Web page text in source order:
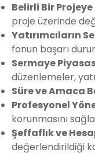
Belirli Bir
proje üzerinde
Yatırımcıların
fonun başarı
Sermaye
düzenlemeler,
Süre ve Amaca
Profesyonel
korunmasını
Şeffaflık ve
değerlendirildiği